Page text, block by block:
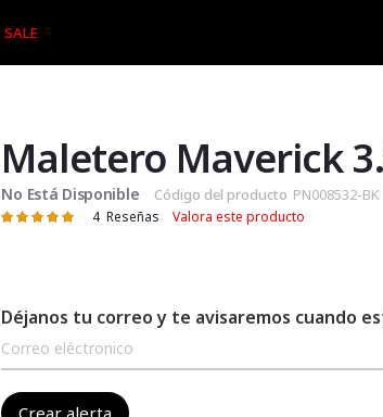
SALE
No Está Disponible Código del producto PN008532-BK
Valoración: 4 Reseñas Valora este producto
Déjanos tu correo y te avisaremos cuando